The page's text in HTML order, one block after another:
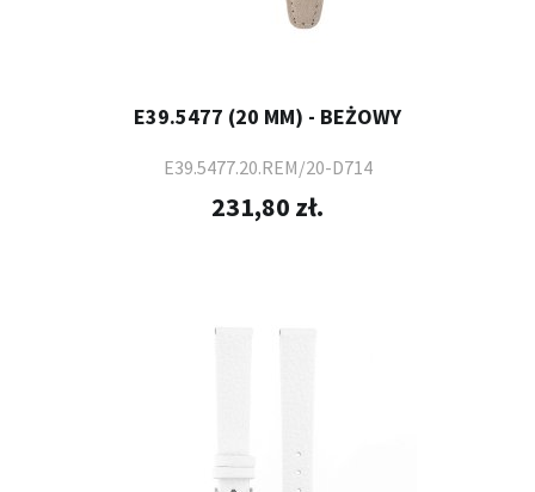
E39.5477 (20 MM) - BEŻOWY
E39.5477.20.REM/20-D714
231,80 zł.